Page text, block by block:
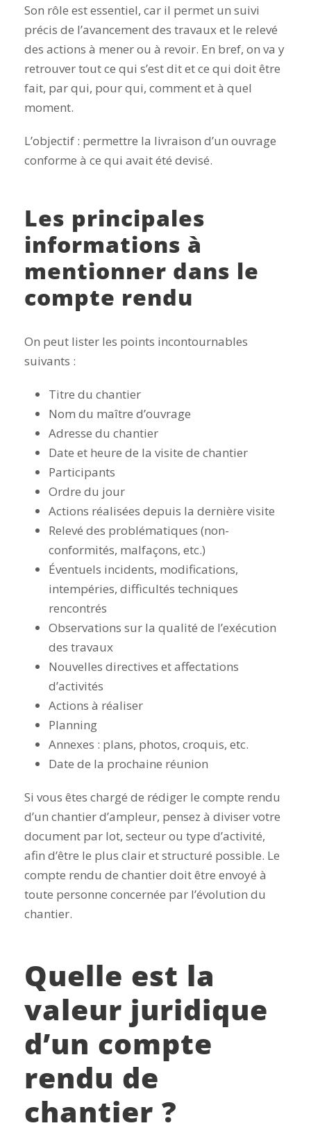
Son rôle est essentiel, car il permet un suivi
précis de l’avancement des travaux et le relevé
des actions à mener ou à revoir. En bref, on va y
retrouver tout ce qui s’est dit et ce qui doit être
fait, par qui, pour qui, comment et à quel
moment.
L’objectif : permettre la livraison d’un ouvrage
conforme à ce qui avait été devisé.
Les principales
informations à
mentionner dans le
compte rendu
On peut lister les points incontournables
suivants :
Titre du chantier
Nom du maître d’ouvrage
Adresse du chantier
Date et heure de la visite de chantier
Participants
Ordre du jour
Actions réalisées depuis la dernière visite
Relevé des problématiques (non-
conformités, malfaçons, etc.)
Éventuels incidents, modifications,
intempéries, difficultés techniques
rencontrés
Observations sur la qualité de l’exécution
des travaux
Nouvelles directives et affectations
d’activités
Actions à réaliser
Planning
Annexes : plans, photos, croquis, etc.
Date de la prochaine réunion
Si vous êtes chargé de rédiger le compte rendu
d’un chantier d’ampleur, pensez à diviser votre
document par lot, secteur ou type d’activité,
afin d’être le plus clair et structuré possible. Le
compte rendu de chantier doit être envoyé à
toute personne concernée par l’évolution du
chantier.
Quelle est la
valeur juridique
d’un compte
rendu de
chantier ?